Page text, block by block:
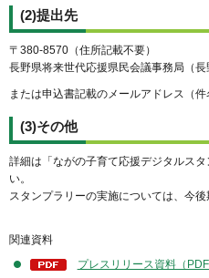
(2)提出先
〒380-8570（住所記載不要）
長野県将来世代応援県民会議事務局（長
または申込書記載のメールアドレス（件
(3)その他
詳細は「ながの子育て応援デジタルス
い。
スタンプラリーの実施については、今
関連資料
プレスリリース資料（PDF